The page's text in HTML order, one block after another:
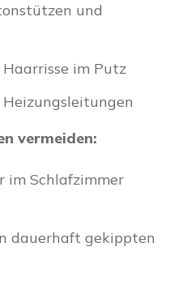
und
im Putz
vermeiden:
im Schlafzimmer
dauerhaft gekippten